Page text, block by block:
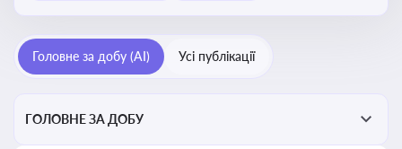
Головне за добу (AI) Усі публікації
ГОЛОВНЕ ЗА ДОБУ